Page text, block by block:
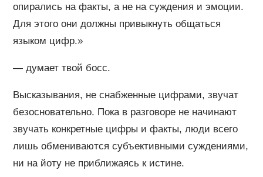
опирались на факты, а не на суждения и эмоции.
Для этого они должны привыкнуть общаться
языком цифр.»
— думает твой босс.
Высказывания, не снабженные цифрами, звучат
безосновательно. Пока в разговоре не начинают
звучать конкретные цифры и факты, люди всего
лишь обмениваются субъективными суждениями,
ни на йоту не приближаясь к истине.